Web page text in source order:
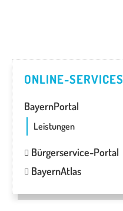
ONLINE-SERVICES
BayernPortal
Leistungen
Bürgerservice-Portal
BayernAtlas